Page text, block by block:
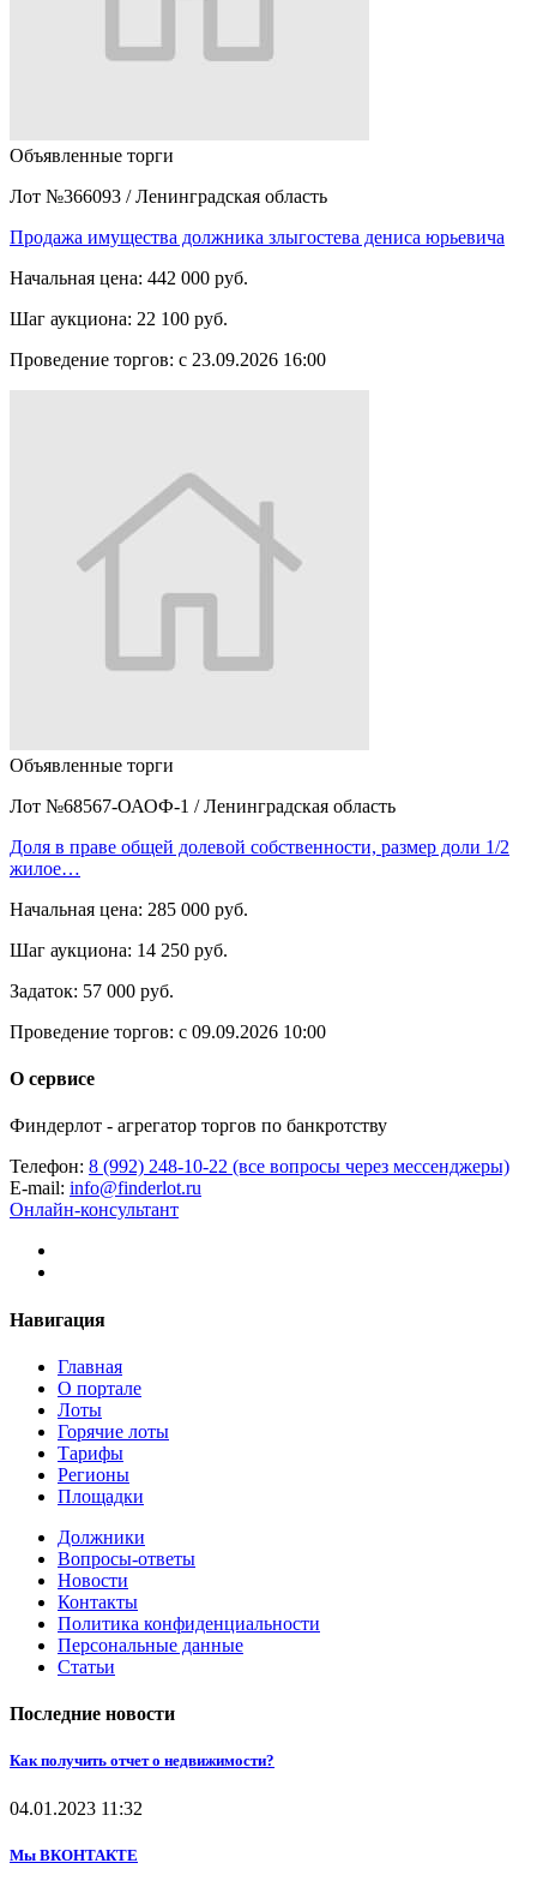
Объявленные торги
Лот №366093 / Ленинградская область
Продажа имущества должника злыгостева дениса юрьевича
Начальная цена: 442 000 руб.
Шаг аукциона: 22 100 руб.
Проведение торгов: с 23.09.2026 16:00
Объявленные торги
Лот №68567-ОАОФ-1 / Ленинградская область
Доля в праве общей долевой собственности, размер доли 1/2
жилое…
Начальная цена: 285 000 руб.
Шаг аукциона: 14 250 руб.
Задаток: 57 000 руб.
Проведение торгов: с 09.09.2026 10:00
О сервисе
Финдерлот - агрегатор торгов по банкротству
Телефон: 8 (992) 248-10-22 (все вопросы через мессенджеры)
E-mail: info@finderlot.ru
Онлайн-консультант
Навигация
Главная
О портале
Лоты
Горячие лоты
Тарифы
Регионы
Площадки
Должники
Вопросы-ответы
Новости
Контакты
Политика конфиденциальности
Персональные данные
Статьи
Последние новости
Как получить отчет о недвижимости?
04.01.2023 11:32
Мы ВКОНТАКТЕ